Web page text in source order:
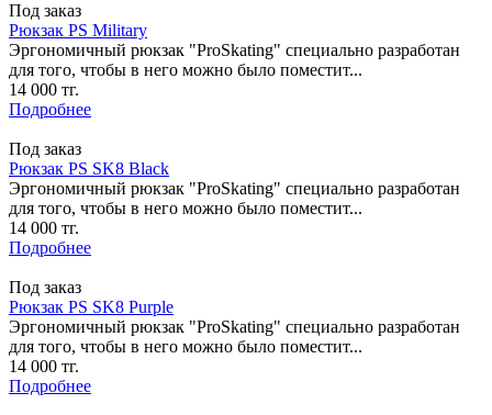
Под заказ
Рюкзак PS Military
Эргономичный рюкзак "ProSkating" специально разработан
для того, чтобы в него можно было поместит...
14 000 тг.
Подробнее
Под заказ
Рюкзак PS SK8 Black
Эргономичный рюкзак "ProSkating" специально разработан
для того, чтобы в него можно было поместит...
14 000 тг.
Подробнее
Под заказ
Рюкзак PS SK8 Purple
Эргономичный рюкзак "ProSkating" специально разработан
для того, чтобы в него можно было поместит...
14 000 тг.
Подробнее